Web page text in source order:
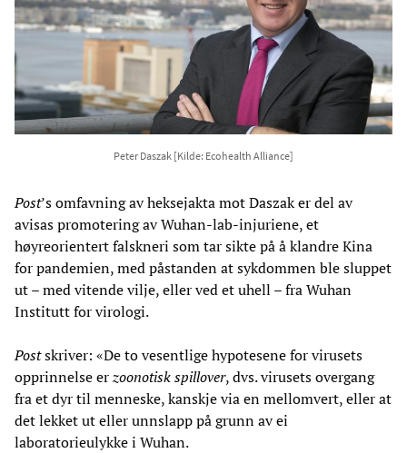
Peter Daszak [Kilde: Ecohealth Alliance]
Post’s omfavning av heksejakta mot Daszak er del av
avisas promotering av Wuhan-lab-injuriene, et
høyreorientert falskneri som tar sikte på å klandre Kina
for pandemien, med påstanden at sykdommen ble sluppet
ut – med vitende vilje, eller ved et uhell – fra Wuhan
Institutt for virologi.
Postskriver: «De to vesentlige hypotesene for virusets
opprinnelse erzoonotisk spillover, dvs. virusets overgang
fra et dyr til menneske, kanskje via en mellomvert, eller at
det lekket ut eller unnslapp på grunn av ei
laboratorieulykke i Wuhan.